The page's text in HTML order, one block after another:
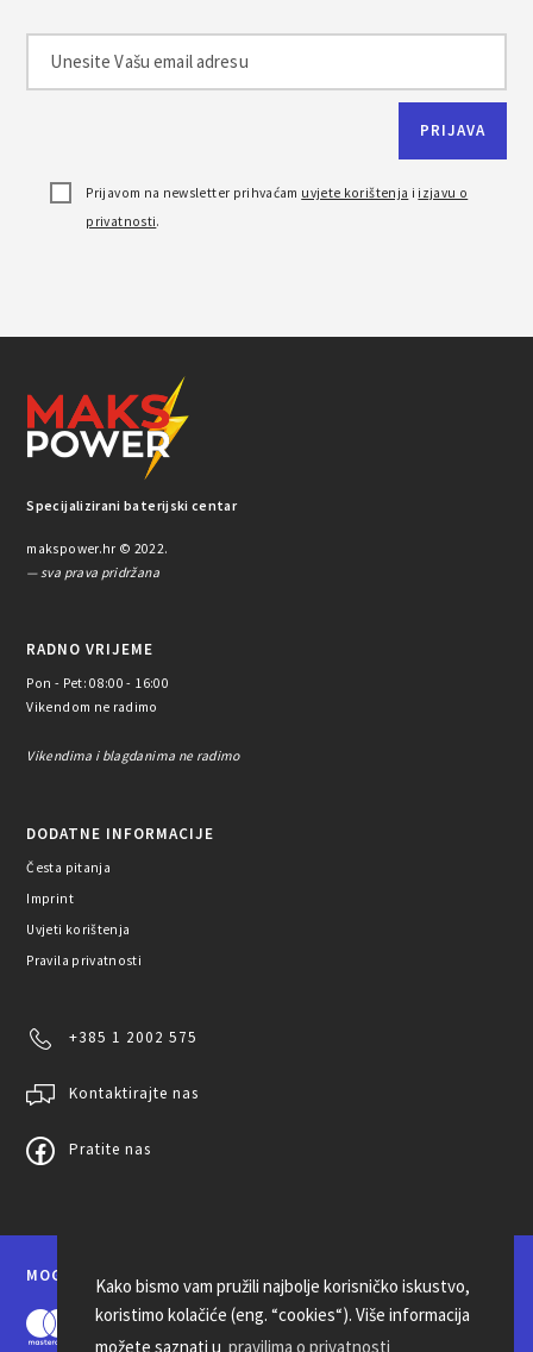
Kako bismo vam pružili najbolje korisničko iskustvo,
koristimo kolačiće (eng. “cookies“). Više informacija
možete saznati u pravilima o privatnosti
Prijavom na newsletter prihvaćam uvjete korištenja i izjavu o
privatnosti.
Specijalizirani baterijski centar
makspower.hr © 2022.
— sva prava pridržana
RADNO VRIJEME
Pon - Pet: 08:00 - 16:00
Vikendom ne radimo
Vikendima i blagdanima ne radimo
DODATNE INFORMACIJE
Česta pitanja
Imprint
Uvjeti korištenja
Pravila privatnosti
+385 1 2002 575
Kontaktirajte nas
Pratite nas
MOGUĆNOSTI PLAĆANJA